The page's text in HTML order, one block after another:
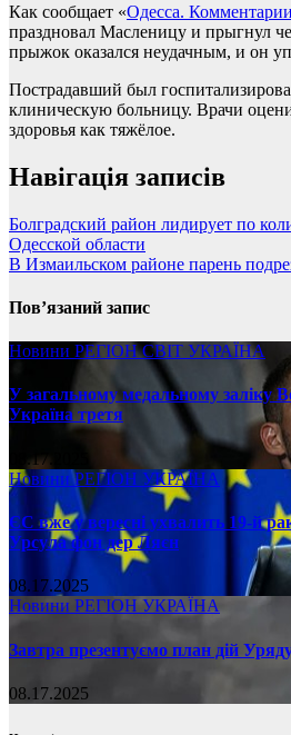
Как сообщает «Одесса. Комментарии
праздновал Масленицу и прыгнул
прыжок оказался неудачным, и он
Пострадавший был
клиническую больницу. Врачи
здоровья как тяжёлое.
Навігація записів
Болградский район лидирует по
Одесской области
В Измаильском районе парень
Пов’язаний запис
Новини РЕГІОНСВІТ УКРАЇНА
У загальному медальному заліку
Україна третя
08.17.2025
НовиниРЕГІОН УКРАЇНА
ЄС вже у вересні ухвалить 19-й
Урсула фон дер Ляєн
08.17.2025
Новини РЕГІОН УКРАЇНА
Завтра презентуємо план дій
08.17.2025